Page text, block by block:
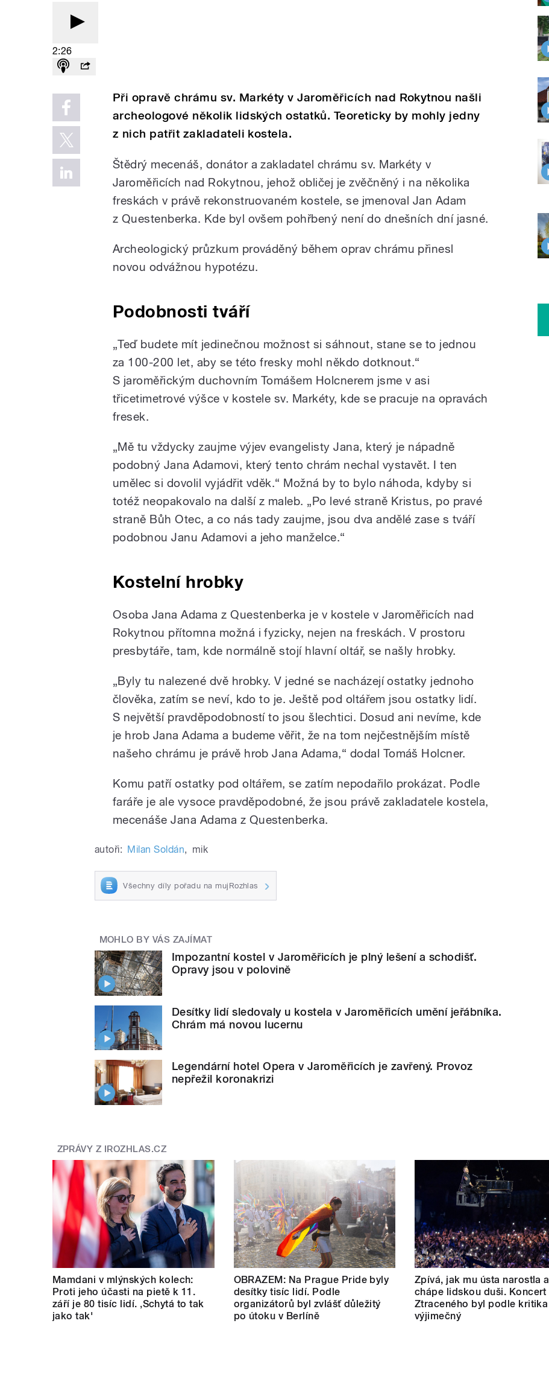
2:26
Při opravě chrámu sv. Markéty v Jaroměřicích nad Rokytnou našli
archeologové několik lidských ostatků. Teoreticky by mohly jedny
z nich patřit zakladateli kostela.
Štědrý mecenáš, donátor a zakladatel chrámu sv. Markéty v
Jaroměřicích nad Rokytnou, jehož obličej je zvěčněný i na několika
freskách v právě rekonstruovaném kostele, se jmenoval Jan Adam
z Questenberka. Kde byl ovšem pohřbený není do dnešních dní jasné.
Archeologický průzkum prováděný během oprav chrámu přinesl
novou odvážnou hypotézu.
Podobnosti tváří
„Teď budete mít jedinečnou možnost si sáhnout, stane se to jednou
za 100-200 let, aby se této fresky mohl někdo dotknout.“
S jaroměřickým duchovním Tomášem Holcnerem jsme v asi
třicetimetrové výšce v kostele sv. Markéty, kde se pracuje na opravách
fresek.
„Mě tu vždycky zaujme výjev evangelisty Jana, který je nápadně
podobný Jana Adamovi, který tento chrám nechal vystavět. I ten
umělec si dovolil vyjádřit vděk.“ Možná by to bylo náhoda, kdyby si
totéž neopakovalo na další z maleb. „Po levé straně Kristus, po pravé
straně Bůh Otec, a co nás tady zaujme, jsou dva andělé zase s tváří
podobnou Janu Adamovi a jeho manželce.“
Kostelní hrobky
Osoba Jana Adama z Questenberka je v kostele v Jaroměřicích nad
Rokytnou přítomna možná i fyzicky, nejen na freskách. V prostoru
presbytáře, tam, kde normálně stojí hlavní oltář, se našly hrobky.
„Byly tu nalezené dvě hrobky. V jedné se nacházejí ostatky jednoho
člověka, zatím se neví, kdo to je. Ještě pod oltářem jsou ostatky lidí.
S největší pravděpodobností to jsou šlechtici. Dosud ani nevíme, kde
je hrob Jana Adama a budeme věřit, že na tom nejčestnějším místě
našeho chrámu je právě hrob Jana Adama,“ dodal Tomáš Holcner.
Komu patří ostatky pod oltářem, se zatím nepodařilo prokázat. Podle
faráře je ale vysoce pravděpodobné, že jsou právě zakladatele kostela,
mecenáše Jana Adama z Questenberka.
autoři: Milan Soldán, mik
Všechny díly pořadu na mujRozhlas
MOHLO BY VÁS ZAJÍMAT
Impozantní kostel v Jaroměřicích je plný lešení a schodišť.
Opravy jsou v polovině
Desítky lidí sledovaly u kostela v Jaroměřicích umění jeřábníka.
Chrám má novou lucernu
Legendární hotel Opera v Jaroměřicích je zavřený. Provoz
nepřežil koronakrizi
ZPRÁVY Z IROZHLAS.CZ
Mamdani v mlýnských kolech:
Proti jeho účasti na pietě k 11.
září je 80 tisíc lidí. ‚Schytá to tak
jako tak'
OBRAZEM: Na Prague Pride byly
desítky tisíc lidí. Podle
organizátorů byl zvlášť důležitý
po útoku v Berlíně
Zpívá, jak mu ústa narostla a
chápe lidskou duši. Koncert
Ztraceného byl podle kritika
výjimečný